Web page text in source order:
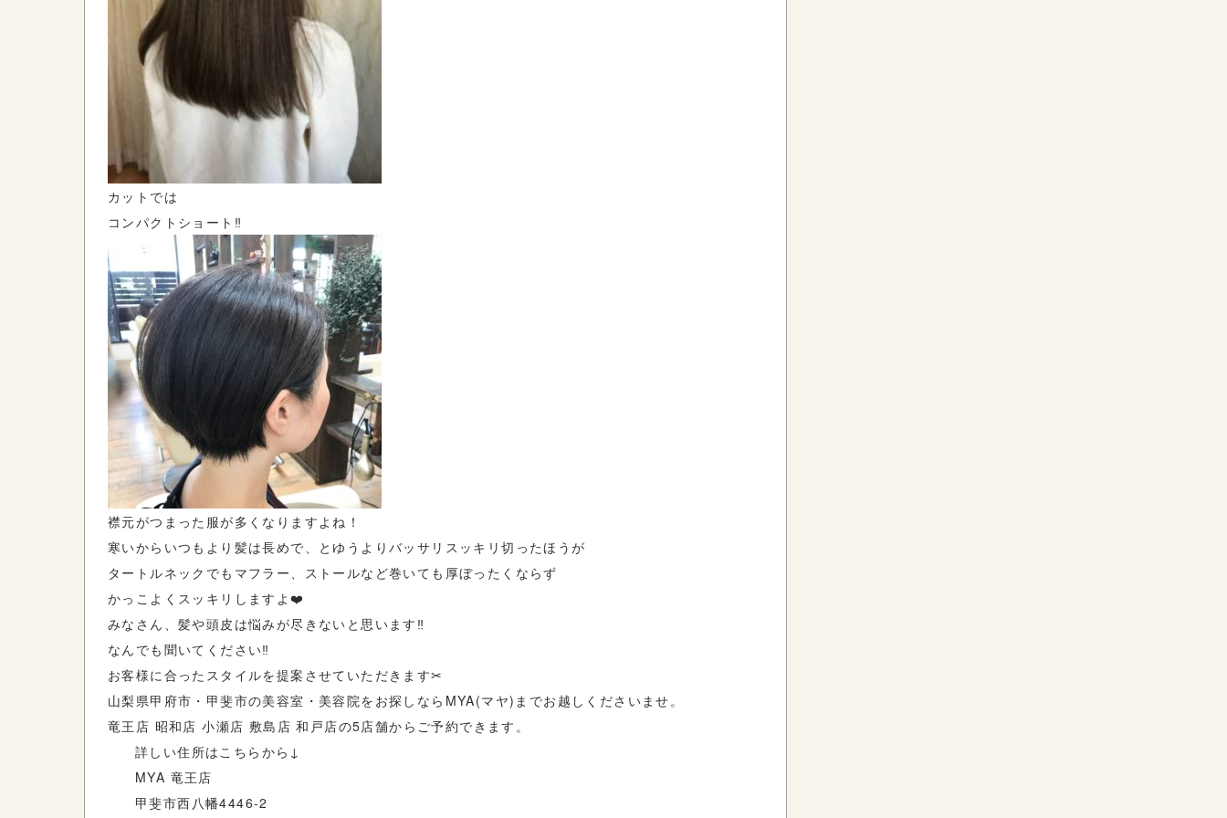
カットでは
コンパクトショート‼︎
襟元がつまった服が多くなりますよね！
寒いからいつもより髪は長めで、とゆうよりバッサリスッキリ切ったほうが
タートルネックでもマフラー、ストールなど巻いても厚ぼったくならず
かっこよくスッキリしますよ❤️
みなさん、髪や頭皮は悩みが尽きないと思います‼︎
なんでも聞いてください‼︎
お客様に合ったスタイルを提案させていただきます✂︎
山梨県甲府市・甲斐市の美容室・美容院をお探しならMYA(マヤ)までお越しくださいませ。
竜王店 昭和店 小瀬店 敷島店 和戸店の5店舗からご予約できます。
詳しい住所はこちらから↓
MYA 竜王店
甲斐市西八幡4446-2